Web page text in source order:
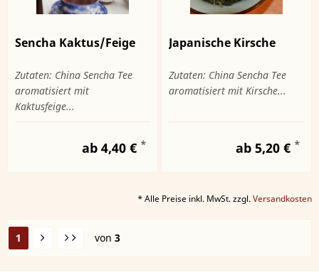
Sencha Kaktus/Feige
Zutaten: China Sencha Tee
aromatisiert mit
Kaktusfeige...
ab 4,40 € *
Japanische Kirsche
Zutaten: China Sencha Tee
aromatisiert mit Kirsche...
ab 5,20 € *
* Alle Preise inkl. MwSt. zzgl.Versandkosten
1 von 3